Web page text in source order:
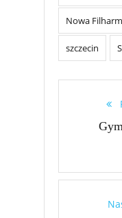
Nowa
szczecin